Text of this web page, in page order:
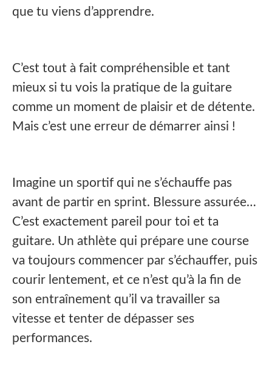
que tu viens d’apprendre.
C’est tout à fait compréhensible et tant
mieux si tu vois la pratique de la guitare
comme un moment de plaisir et de détente.
Mais c’est une erreur de démarrer ainsi !
Imagine un sportif qui ne s’échauffe pas
avant de partir en sprint. Blessure assurée…
C’est exactement pareil pour toi et ta
guitare. Un athlète qui prépare une course
va toujours commencer par s’échauffer, puis
courir lentement, et ce n’est qu’à la fin de
son entraînement qu’il va travailler sa
vitesse et tenter de dépasser ses
performances.